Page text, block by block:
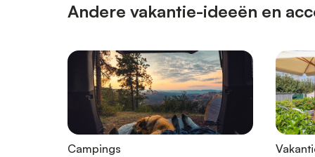
Andere vakantie-ideeën en
Campings